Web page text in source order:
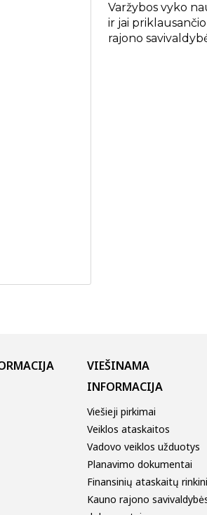
Varžybos vyko
ir jai
rajono
VIEŠINAMA
INFORMACIJA
Viešieji pirkimai
Veiklos ataskaitos
Vadovo veiklos užduotys
Planavimo dokumentai
Finansinių ataskaitų
Kauno rajono